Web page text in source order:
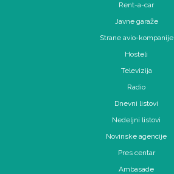
Rent-a-car
Javne garaže
Strane avio-kompanije
Hosteli
Televizija
Radio
Dnevni listovi
Nedeljni listovi
Novinske agencije
Pres centar
Ambasade